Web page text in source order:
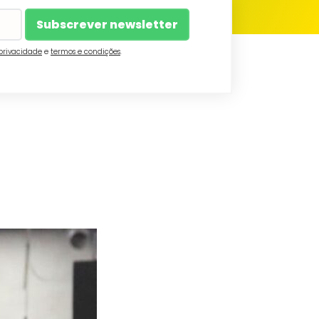
e termos e condições.